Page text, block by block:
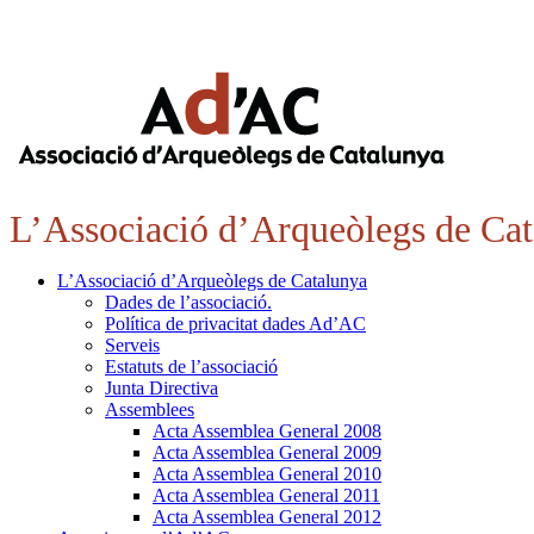
L’Associació d’Arqueòlegs de
L’Associació d’Arqueòlegs de Catalunya
Dades de l’associació.
Política de privacitat dades Ad’AC
Serveis
Estatuts de l’associació
Junta Directiva
Assemblees
Acta Assemblea General 2008
Acta Assemblea General 2009
Acta Assemblea General 2010
Acta Assemblea General 2011
Acta Assemblea General 2012